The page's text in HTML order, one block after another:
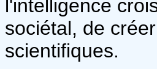
l'intelligence
sociétal, de
scientifiques.